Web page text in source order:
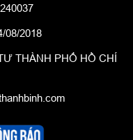
08/2018
THÀNH PHỐ HỒ CHÍ